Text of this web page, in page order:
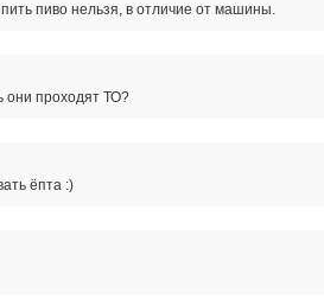
пиво нельзя, в отличие от машины.
они проходят ТО?
ёпта :)